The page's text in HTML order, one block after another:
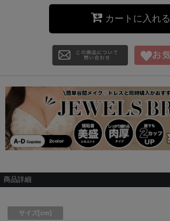
カートに入れる
商品詳細
サイズ[cm]